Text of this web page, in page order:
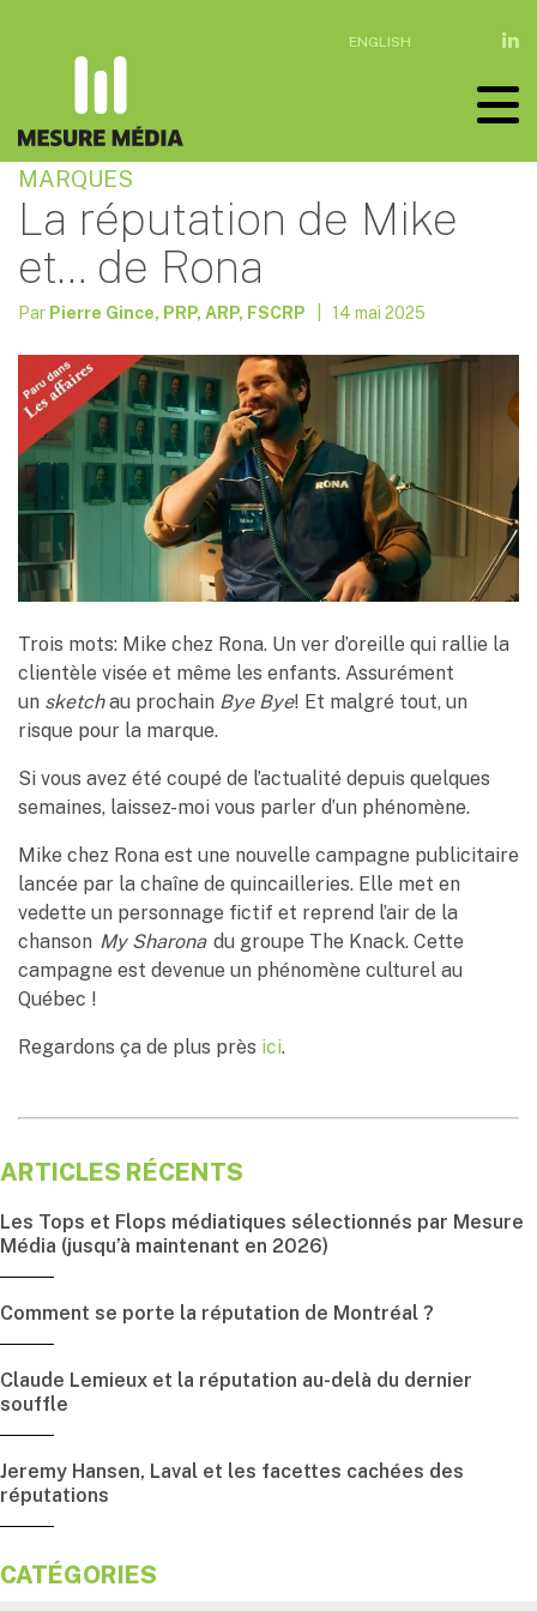
ENGLISH
MARQUES
La réputation de Mike
et… de Rona
Par Pierre Gince, PRP, ARP, FSCRP | 14 mai 2025
Trois mots: Mike chez Rona. Un ver d’oreille qui rallie la
clientèle visée et même les enfants. Assurément
un sketchau prochain Bye Bye! Et malgré tout, un
risque pour la marque.
Si vous avez été coupé de l’actualité depuis quelques
semaines, laissez-moi vous parler d’un phénomène.
Mike chez Rona est une nouvelle campagne publicitaire
lancée par la chaîne de quincailleries. Elle met en
vedette un personnage fictif et reprend l’air de la
chanson My Sharona du groupe The Knack. Cette
campagne est devenue un phénomène culturel au
Québec !
Regardons ça de plus près ici.
ARTICLES RÉCENTS
Les Tops et Flops médiatiques sélectionnés par Mesure
Média (jusqu’à maintenant en 2026)
Comment se porte la réputation de Montréal ?
Claude Lemieux et la réputation au-delà du dernier
souffle
Jeremy Hansen, Laval et les facettes cachées des
réputations
CATÉGORIES